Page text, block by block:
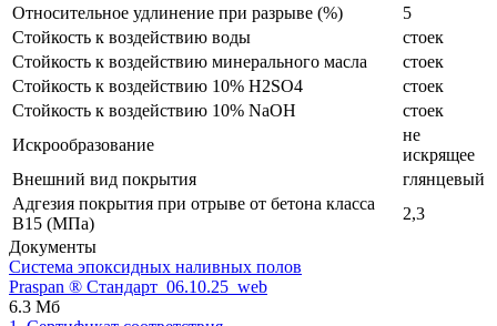
Относительное удлинение при разрыве (%)
5
Стойкость к воздействию воды
стоек
Стойкость к воздействию минерального масла
стоек
Стойкость к воздействию 10% H2SO4
стоек
Стойкость к воздействию 10% NaOH
стоек
Искрообразование
не
искрящее
Внешний вид покрытия
глянцевый
Адгезия покрытия при отрыве от бетона класса
В15 (МПа)
2,3
Документы
Система эпоксидных наливных полов
Praspan ® Стандарт_06.10.25_web
6.3 Мб